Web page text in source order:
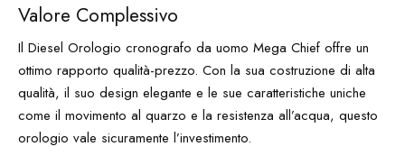
Valore Complessivo
Il Diesel Orologio cronografo da uomo Mega Chief offre un
ottimo rapporto qualità-prezzo. Con la sua costruzione di alta
qualità, il suo design elegante e le sue caratteristiche uniche
come il movimento al quarzo e la resistenza all’acqua, questo
orologio vale sicuramente l’investimento.